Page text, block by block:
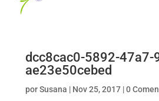
dcc8cac0-5892-47a7-
ae23e50cebed
porSusana | Nov 25, 2017|0